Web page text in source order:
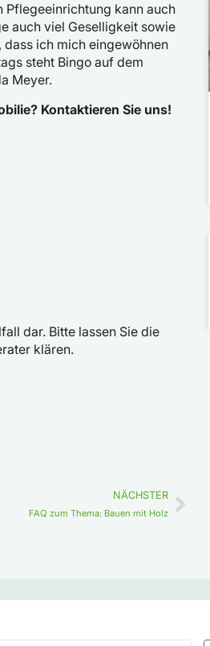
Pflegeeinrichtung kann auch
auch viel Geselligkeit sowie
ich mich eingewöhnen
steht Bingo auf dem
Meyer.
Kontaktieren Sie uns!
dar. Bitte lassen Sie die
klären.
NÄCHSTER
FAQ zum Thema: Bauen mit Holz